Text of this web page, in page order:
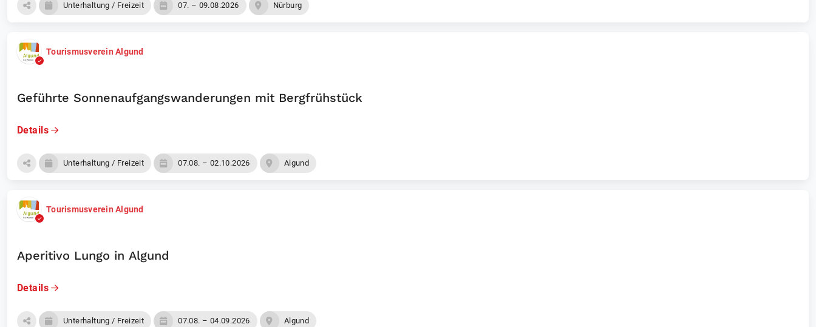
Unterhaltung / Freizeit 07. – 09.08.2026 Nürburg
Tourismusverein Algund
Geführte Sonnenaufgangswanderungen mit Bergfrühstück
Details
Unterhaltung / Freizeit 07.08. – 02.10.2026 Algund
Tourismusverein Algund
Aperitivo Lungo in Algund
Details
Unterhaltung / Freizeit 07.08. – 04.09.2026 Algund